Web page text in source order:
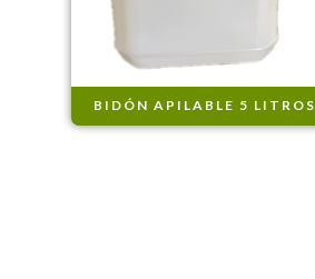
BIDÓN APILABLE 5 LITROS